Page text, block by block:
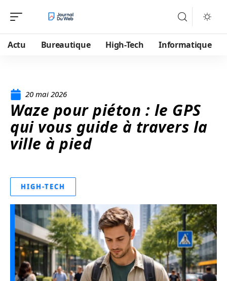
Actu Bureautique High-Tech Informatique
20 mai 2026
Waze pour piéton : le GPS
qui vous guide à travers la
ville à pied
HIGH-TECH